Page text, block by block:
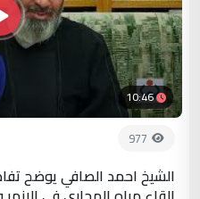
10:46
977
الشيخ احمد الصافي يوضح